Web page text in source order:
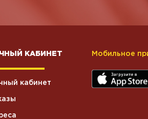
КАБИНЕТ
кабинет
Мобильное